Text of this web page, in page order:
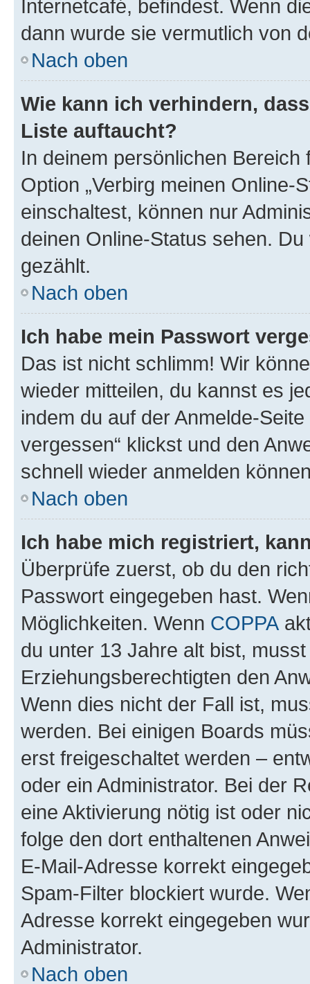
Internetcafé, befindest. Wenn
dann wurde sie vermutlich von
Nach oben
Wie kann ich verhindern,
Liste auftaucht?
In deinem persönlichen
Option „Verbirg meinen Online-
einschaltest, können nur
deinen Online-Status sehen.
gezählt.
Nach oben
Ich habe mein Passwort
Das ist nicht schlimm! Wir
wieder mitteilen, du kannst es
indem du auf der Anmelde-
vergessen“ klickst und den
schnell wieder anmelden
Nach oben
Ich habe mich registriert,
Überprüfe zuerst, ob du den
Passwort eingegeben hast.
Möglichkeiten. Wenn COPPA
du unter 13 Jahre alt bist,
Erziehungsberechtigten den
Wenn dies nicht der Fall ist,
werden. Bei einigen Boards
erst freigeschaltet werden –
oder ein Administrator. Bei der
eine Aktivierung nötig ist oder
folge den dort enthaltenen
E-Mail-Adresse korrekt
Spam-Filter blockiert wurde.
Adresse korrekt eingegeben
Administrator.
Nach oben